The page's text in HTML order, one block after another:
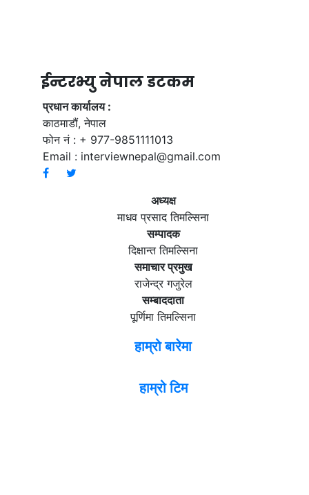
ईन्टरभ्यु नेपाल डटकम
प्रधान कार्यालय :
काठमाडौं, नेपाल
फोन नं : + 977-9851111013
Email : interviewnepal@gmail.com
अध्यक्ष
माधव प्रसाद तिमल्सिना
सम्पादक
दिक्षान्त तिमल्सिना
समाचार प्रमुख
राजेन्द्र गजुरेल
सम्बाददाता
पूर्णिमा तिमल्सिना
हाम्रो बारेमा
हाम्रो टिम